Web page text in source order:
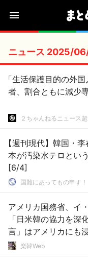
ニュース 2025/
「生活保護目的の外
者、割合ともに減少
２ちゃんねるニュース
【週刊現代】韓国・
本が汚染水テロとい
[6/4]
国難にあってもの申す！
アメリカ国務省、イ
「日米韓の協力を
言」はアメリカにも
楽韓Web